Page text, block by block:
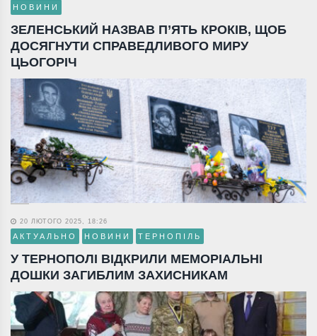
НОВИНИ
ЗЕЛЕНСЬКИЙ НАЗВАВ П’ЯТЬ КРОКІВ, ЩОБ
ДОСЯГНУТИ СПРАВЕДЛИВОГО МИРУ
ЦЬОГОРІЧ
20 ЛЮТОГО 2025, 18:26
АКТУАЛЬНО НОВИНИ ТЕРНОПІЛЬ
У ТЕРНОПОЛІ ВІДКРИЛИ МЕМОРІАЛЬНІ
ДОШКИ ЗАГИБЛИМ ЗАХИСНИКАМ